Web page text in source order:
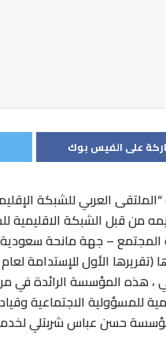
على الفيس بوك
من قبل الشبكة
– جهة مانحة سعودية)
، هذه المؤسسة الرائدة في
للمسؤولية الاجتماعية
حسن عباس شربتلي